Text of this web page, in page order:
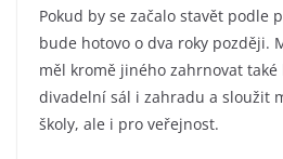
Pokud by se začalo stavět podle
bude hotovo o dva roky později.
měl kromě jiného zahrnovat také
divadelní sál i zahradu a sloužit
školy, ale i pro veřejnost.